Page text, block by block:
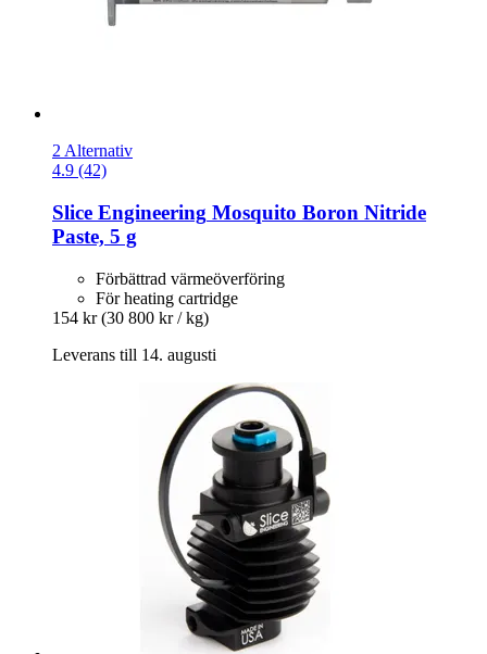
2 Alternativ
4.9 (42)
Slice Engineering Mosquito Boron Nitride
Paste, 5 g
Förbättrad värmeöverföring
För heating cartridge
154 kr (30 800 kr / kg)
Leverans till 14. augusti